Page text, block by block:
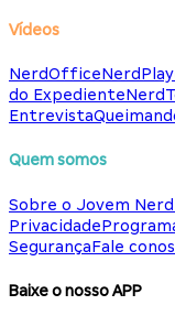
Vídeos
NerdOffice
do Expediente
Entrevista
Quem somos
Sobre o Jovem Nerd
Privacidade
SegurançaFale
Baixe o nosso APP